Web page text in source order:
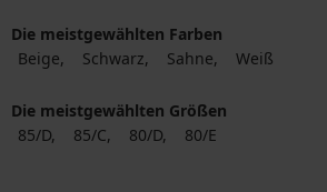
Die meistgewählten Farben
Beige
Schwarz Sahne Weiß
Die meistgewählten Größen
85/D
85/C 80/D 80/E